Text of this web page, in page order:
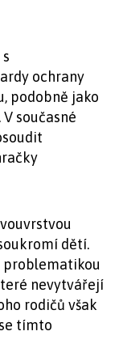
ochrany
podobně jako
současné
dětí.
problematikou
nevytvářejí
rodičů však
tímto